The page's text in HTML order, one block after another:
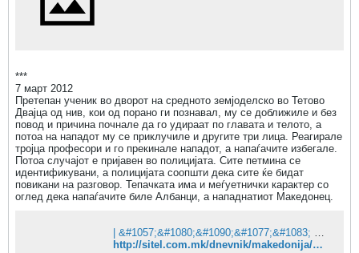
***
7 март 2012
Претепан ученик во дворот на средното земјоделско во Тетово
Двајца од нив, кои од порано ги познавал, му се доближиле и без
повод и причина почнале да го удираат по главата и телото, а
потоа на нападот му се приклучиле и другите три лица. Реагирале
тројца професори и го прекинале нападот, а напаѓачите избегале.
Потоа случајот е пријавен во полицијата. Сите петмина се
идентификувани, а полицијата соопшти дека сите ќе бидат
повикани на разговор. Тепачката има и меѓуетнички карактер со
оглед дека напаѓачите биле Албанци, а нападнатиот Македонец.
| &#1057;&#1080;&#1090;&#1077;&#1083; &#1058;&#1077;&#1083;&#1077;&#1074;&#1080;&#1079;&#1080;&#1112;&#1072;
http://sitel.com.mk/dnevnik/makedonija/pretepan-uchenik-vo-dvorot-na-srednoto-zemjodelsko-vo-tetovo